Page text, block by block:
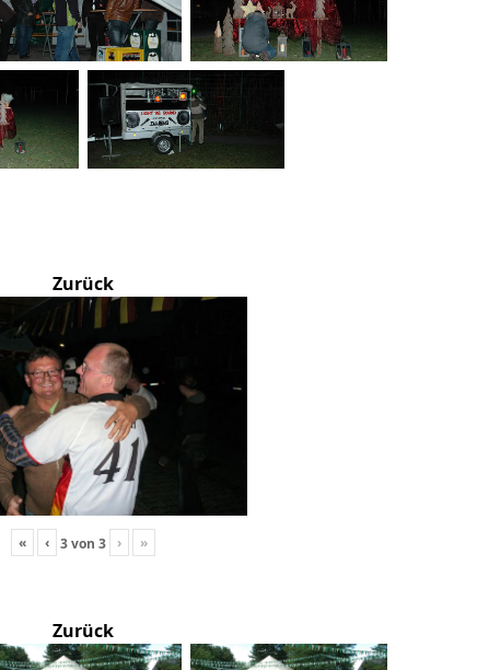
Zurück
« ‹ 3von 3 › »
Zurück